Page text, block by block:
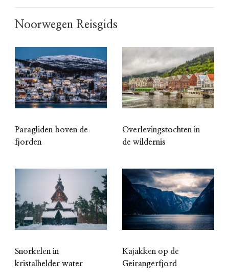
Noorwegen Reisgids
Paragliden boven de
fjorden
Overlevingstochten in
de wildernis
Snorkelen in
kristalhelder water
Kajakken op de
Geirangerfjord